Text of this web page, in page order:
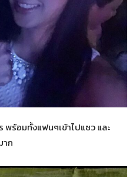
พร้อมทั้งแฟนๆเข้าไปแซว และ
าก